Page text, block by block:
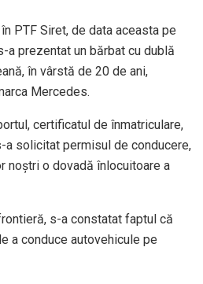
PTF Siret, de data aceasta pe
a prezentat un bărbat cu dublă
în vârstă de 20 de ani,
Mercedes.
certificatul de înmatriculare,
a solicitat permisul de conducere,
noștri o dovadă înlocuitoare a
s-a constatat faptul că
a conduce autovehicule pe